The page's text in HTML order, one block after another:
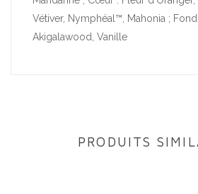
Vétiver, Nymphéal™, Mahonia ;
Akigalawood, Vanille
PRODUITS